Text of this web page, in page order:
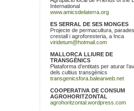
International
www.amicsdelaterra.org
ES SERRAL DE SES MONGES
Projecte de permacultura,
crestall i agroforesteria, a Inca
viridetum@hotmail.com
MALLORCA LLIURE DE
TRANSGÈNICS
Plataforma d’entitats per aturar
dels cultius transgènics
transgenicsfora.balearweb.net
COOPERATIVA DE CONSUM
AGROHORITZONTAL
agrohoritzontal.wordpress.com